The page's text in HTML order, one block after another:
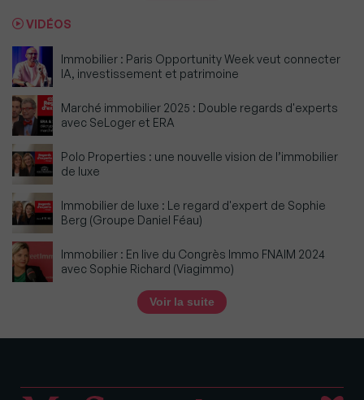
VIDÉOS
Immobilier : Paris Opportunity Week veut connecter
IA, investissement et patrimoine
Marché immobilier 2025 : Double regards d'experts
avec SeLoger et ERA
Polo Properties : une nouvelle vision de l’immobilier
de luxe
Immobilier de luxe : Le regard d'expert de Sophie
Berg (Groupe Daniel Féau)
Immobilier : En live du Congrès Immo FNAIM 2024
avec Sophie Richard (Viagimmo)
Voir la suite